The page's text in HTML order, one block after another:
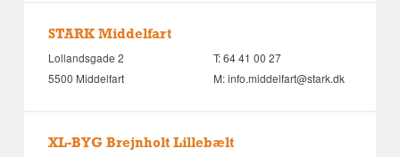
STARK Middelfart
Lollandsgade 2
5500 Middelfart
T:64 41 00 27
M:info.middelfart@stark.dk
XL-BYG Brejnholt Lillebælt